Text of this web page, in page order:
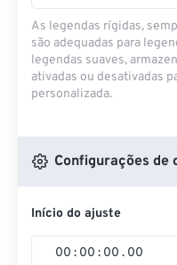
As legendas rígidas,
são adequadas para
legendas suaves,
ativadas ou desativadas
personalizada.
Configurações de
Início do ajuste
00 : 00 : 00 . 00